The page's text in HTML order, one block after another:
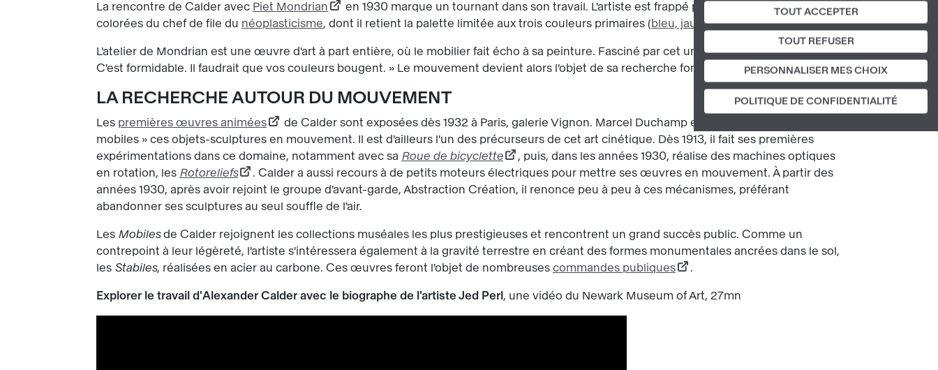
TOUT ACCEPTER
TOUT REFUSER
PERSONNALISER MES CHOIX
POLITIQUE DE CONFIDENTIALITÉ
La rencontre de Calder avec Piet Mondrian
en 1930 marque un tournant dans son travail. L'artiste est frappé par les toiles abstraites et
colorées du chef de file du néoplasticisme, dont il retient la palette limitée aux trois couleurs primaires (bleu, jaune, rouge ).
L'atelier de Mondrian est une œuvre d'art à part entière, où le mobilier fait écho à sa peinture. Fasciné par cet univers, Calder s'exclame : «
C'est formidable. Il faudrait que vos couleurs bougent. » Le mouvement devient alors l'objet de sa recherche fondamentale.
LA RECHERCHE AUTOUR DU MOUVEMENT
Les premières œuvres animées
de Calder sont exposées dès 1932 à Paris, galerie Vignon. Marcel Duchamp est le premier à nommer «
mobiles » ces objets-sculptures en mouvement. Il est d'ailleurs l'un des précurseurs de cet art cinétique. Dès 1913, il fait ses premières
expérimentations dans ce domaine, notamment avec sa Roue de bicyclette
, puis, dans les années 1930, réalise des machines optiques
en rotation, les Rotoreliefs
. Calder a aussi recours à de petits moteurs électriques pour mettre ses œuvres en mouvement. À partir des
années 1930, après avoir rejoint le groupe d'avant-garde, Abstraction Création, il renonce peu à peu à ces mécanismes, préférant
abandonner ses sculptures au seul souffle de l'air.
Les Mobilesde Calder rejoignent les collections muséales les plus prestigieuses et rencontrent un grand succès public. Comme un
contrepoint à leur légèreté, l'artiste s'intéressera également à la gravité terrestre en créant des formes monumentales ancrées dans le sol,
les Stabiles, réalisées en acier au carbone. Ces œuvres feront l'objet de nombreuses commandes publiques .
Explorer le travail d'Alexander Calder avec le biographe de l'artiste Jed Perl , une vidéo du Newark Museum of Art, 27mn